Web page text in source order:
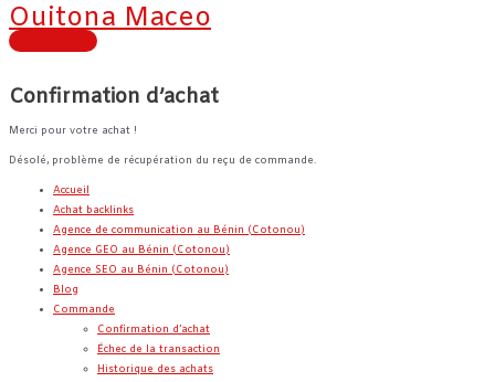
Aller
au
contenu
Ouitona Maceo
Menu
principal
Confirmation d’achat
Merci pour votre achat !
Désolé, problème de récupération du reçu de commande.
Accueil
Achat backlinks
Agence de communication au Bénin (Cotonou)
Agence GEO au Bénin (Cotonou)
Agence SEO au Bénin (Cotonou)
Blog
Commande
Confirmation d’achat
Échec de la transaction
Historique des achats